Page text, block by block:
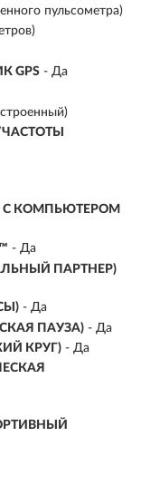
пульсометра)
GPS - Да
С КОМПЬЮТЕРОМ
- Да
ПАРТНЕР)
- Да
ПАУЗА) - Да
КРУГ) - Да